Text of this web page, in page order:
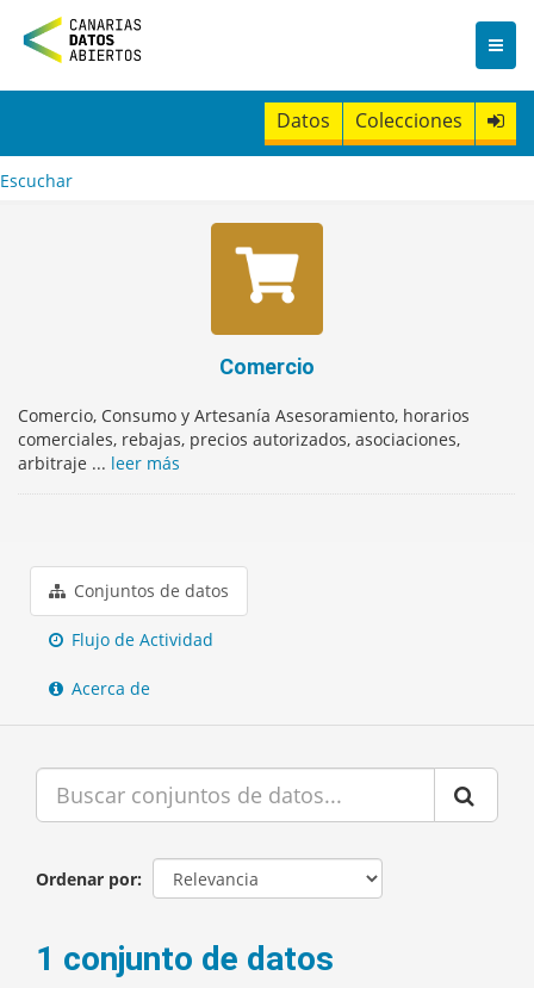
n
t
Datos Colecciones
Escuchar
Comercio
Comercio, Consumo y Artesanía Asesoramiento, horarios
comerciales, rebajas, precios autorizados, asociaciones,
arbitraje ... leer más
Conjuntos de datos
Flujo de Actividad
Acerca de
Ordenar por
1 conjunto de datos